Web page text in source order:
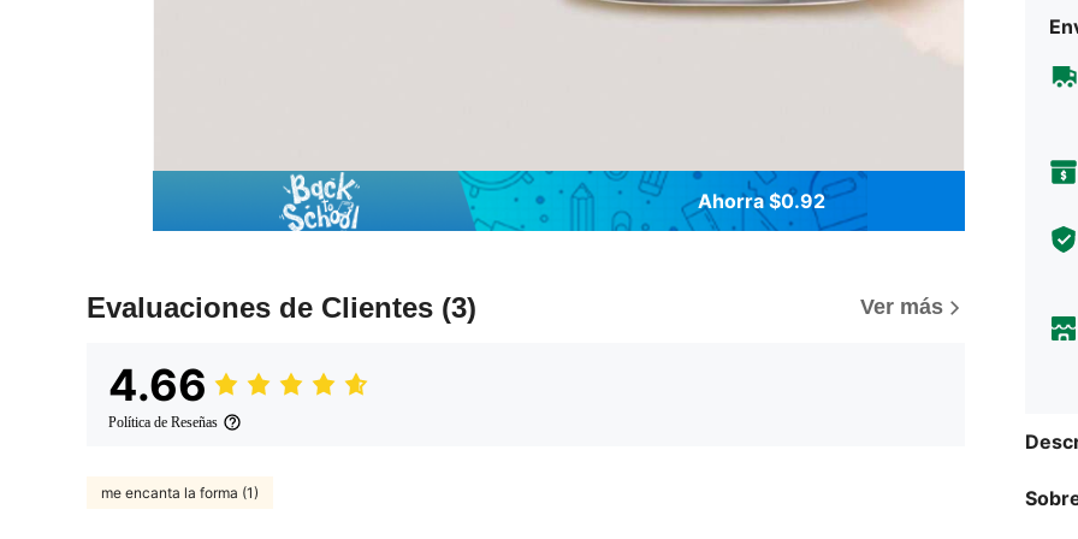
Ahorra $0.92
Evaluaciones de Clientes (3) Ver más
4.66
Política de Reseñas
me encanta la forma (1)